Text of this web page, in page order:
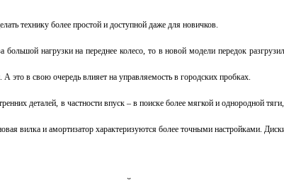
технику более простой и доступной даже для новичков.
нагрузки на переднее колесо, то в новой модели передок
это в свою очередь влияет на управляемость в городских пробках.
деталей, в частности впуск – в поиске более мягкой и однородной
вилка и амортизатор характеризуются более точными настройками.